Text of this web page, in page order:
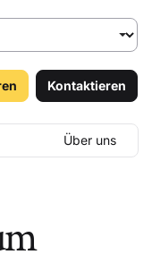
Über uns
Kontaktieren